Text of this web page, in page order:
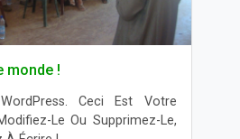
monde !
Ceci Est Votre
Le Ou Supprimez-Le,